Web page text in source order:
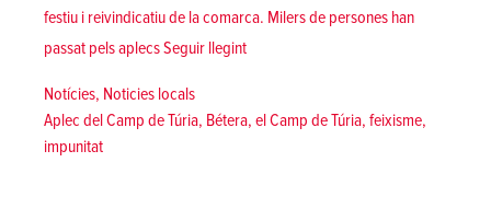
festiu i reivindicatiu de la comarca. Milers de persones han
passat pels aplecsSeguir llegint«Comunicat de l’Aplec de Camp de
Posted in
Notícies, Noticies locals
Tags:
Aplec del Camp de Túria, Bétera, el Camp de Túria, feixisme,
impunitat